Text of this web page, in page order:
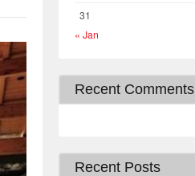
31
« Jan
Recent Comments
Recent Posts